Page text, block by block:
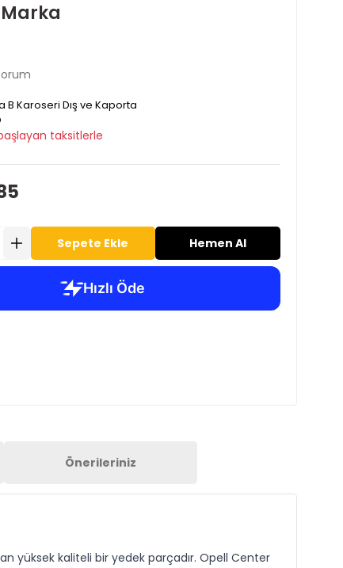
Marka
B Karoseri Dış ve Kaporta
taksitlerle
Sepete Ekle Hemen Al
Önerileriniz
yüksek kaliteli bir yedek parçadır. Opell Center